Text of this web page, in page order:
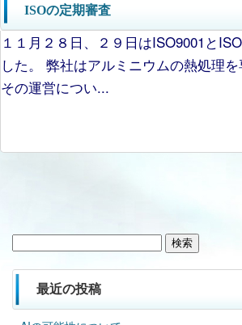
ISOの定期審査
１１月２８日、２９日はISO9001と
した。 弊社はアルミニウムの熱処理を
その運営につい...
最近の投稿